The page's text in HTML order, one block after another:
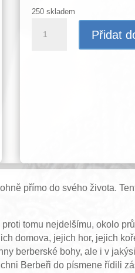
250 skladem
(Elenin
Přidat
přímo do svého života.
tomu nejdelšímu, okolo
domova, jejich hor, jejich
berberské bohy, ale i v
Berbeři do písmene řídili